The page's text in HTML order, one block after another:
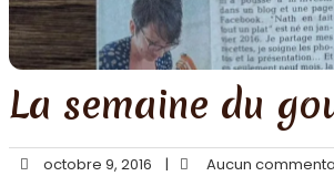
La semaine du
octobre 9, 2016 | Aucun